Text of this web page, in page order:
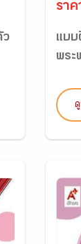
ว
รา
แบบ
พระ
ดู